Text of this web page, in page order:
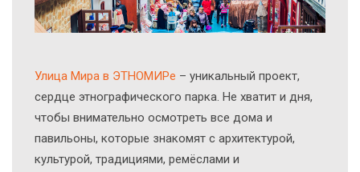
Улица Мира в ЭТНОМИРе – уникальный проект,
сердце этнографического парка. Не хватит и дня,
чтобы внимательно осмотреть все дома и
павильоны, которые знакомят с архитектурой,
культурой, традициями, ремёслами и